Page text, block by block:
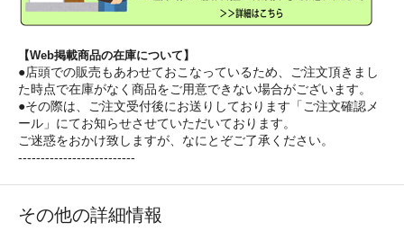
【Web掲載商品の在庫について】
●店頭での販売もあわせておこなっているため、ご注文頂きまし
た時点で在庫がなく商品をご用意できない場合がございます。
●その際は、ご注文受付後にお送りしております「ご注文確認メ
ール」にてお知らせさせていただいております。
ご迷惑をおかけ致しますが、なにとぞご了承ください。
--------------------------
その他の詳細情報